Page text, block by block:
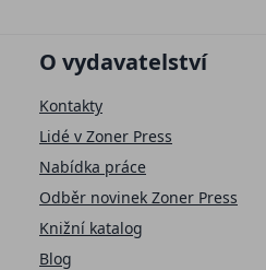
O vydavatelství
Kontakty
Lidé v Zoner Press
Nabídka práce
Odběr novinek Zoner Press
Knižní katalog
Blog